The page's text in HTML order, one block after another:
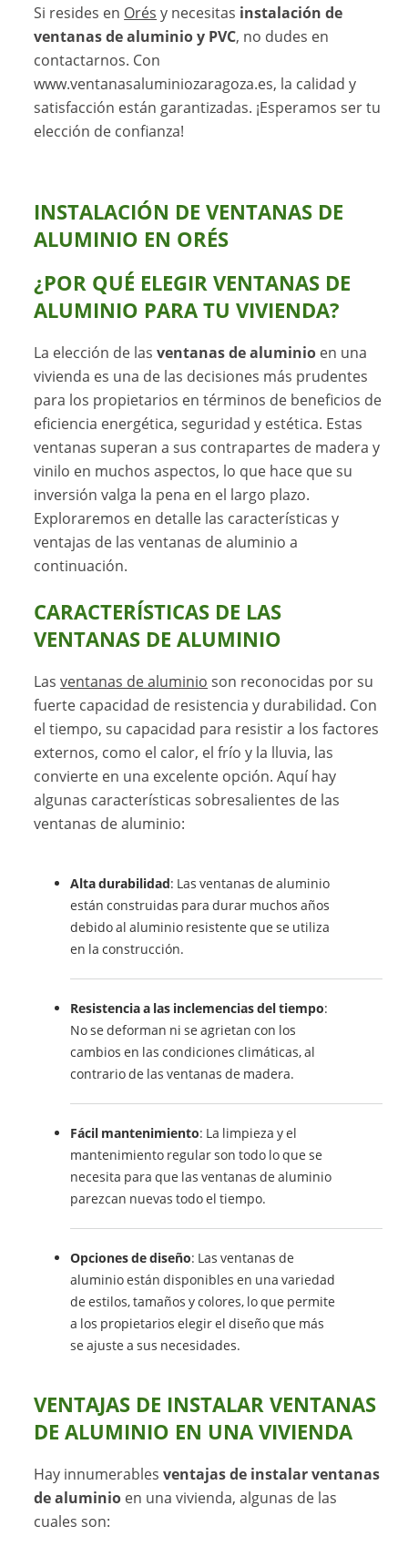
Si resides en Orés y necesitas instalación de
ventanas de aluminio y PVC, no dudes en
contactarnos. Con
www.ventanasaluminiozaragoza.es, la calidad y
satisfacción están garantizadas. ¡Esperamos ser tu
elección de confianza!
INSTALACIÓN DE VENTANAS DE
ALUMINIO EN ORÉS
¿POR QUÉ ELEGIRVENTANAS DE
ALUMINIO PARA TU VIVIENDA?
La elección de lasventanas de aluminio en una
vivienda es una de las decisiones más prudentes
para los propietarios en términos de beneficios de
eficiencia energética, seguridad y estética. Estas
ventanas superan a sus contrapartes de madera y
vinilo en muchos aspectos, lo que hace que su
inversión valga la pena en el largo plazo.
Exploraremos en detalle las características y
ventajas de las ventanas de aluminio a
continuación.
CARACTERÍSTICAS DE LAS
VENTANAS DE ALUMINIO
Lasventanas de aluminio son reconocidas por su
fuerte capacidad de resistencia y durabilidad. Con
el tiempo, su capacidad para resistir a los factores
externos, como el calor, el frío y la lluvia, las
convierte en una excelente opción. Aquí hay
algunas características sobresalientes de las
ventanas de aluminio:
Alta durabilidad: Las ventanas de aluminio
están construidas para durar muchos años
debido al aluminio resistente que se utiliza
en la construcción.
Resistencia a las inclemencias del tiempo:
No se deforman ni se agrietan con los
cambios en las condiciones climáticas, al
contrario de las ventanas de madera.
Fácil mantenimiento: La limpieza y el
mantenimiento regular son todo lo que se
necesita para que las ventanas de aluminio
parezcan nuevas todo el tiempo.
Opciones de diseño: Las ventanas de
aluminio están disponibles en una variedad
de estilos, tamaños y colores, lo que permite
a los propietarios elegir el diseño que más
se ajuste a sus necesidades.
VENTAJAS DE INSTALAR VENTANAS
DE ALUMINIO EN UNA VIVIENDA
Hay innumerablesventajas de instalar ventanas
de aluminio en una vivienda, algunas de las
cuales son: